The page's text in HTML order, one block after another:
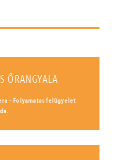
ŐRANGYALA
- Folyamatos felügyelet